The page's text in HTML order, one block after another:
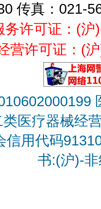
传真：021-
许可证：(
营许可证：(
类医疗器械经
信用代码
书:(沪)-